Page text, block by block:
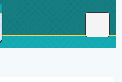
館長です！